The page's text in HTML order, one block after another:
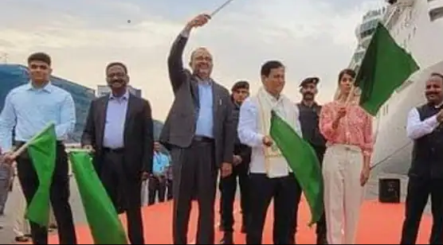
Jun 06, 2023 10:52 am
செய்தி முன்னோட்டம்
மத்திய அரசின்'சாகர்மாலா' திட்டத்தின் கீழ்
நடவடிக்கையை எடுத்து வருகிறது.
திட்டத்தின் கீழ் பயணிகள் கப்பல்கள் இயக்க
இந்நிலையில் நேற்று, எம்.வி. எம்பிரஸ் என்ற
சர்பானந்தா சோனோவால் கொடியசைத்து
இந்த சொகுசு கப்பல்,சென்னை
- இலங்கை
இலங்கையில் உள்ள 3 துறைமுகங்களை